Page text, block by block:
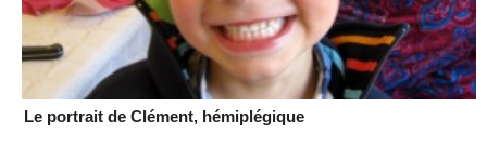
Le portrait de Clément, hémiplégique